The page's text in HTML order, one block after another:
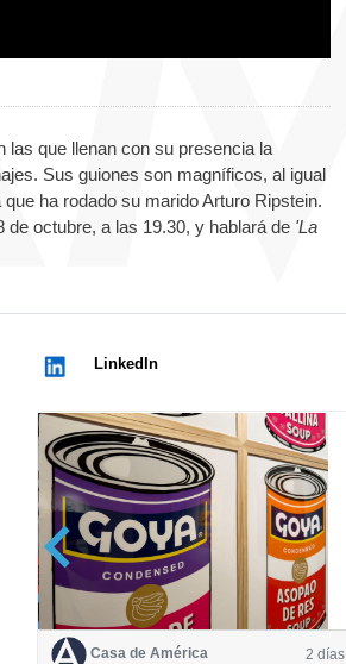
las que llenan con su presencia la
Sus guiones son magníficos, al igual
que ha rodado su marido Arturo Ripstein.
octubre, a las 19.30, y hablará de 'La
LinkedIn
Casa de América 2 días